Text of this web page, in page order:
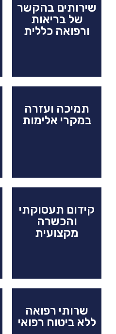
שירותים בהקשר
של בריאות
ורפואה כללית
תמיכה ועזרה
במקרי אלימות
קידום תעסוקתי
והכשרה
מקצועית
שרותי רפואה
ללא ביטוח רפואי